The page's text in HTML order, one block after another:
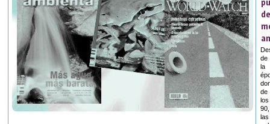
de
de
la
de
los
90,
las